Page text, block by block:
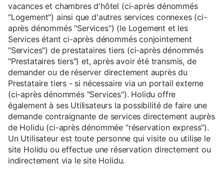
vacances et chambres d'hôtel (ci-après dénommés
"Logement") ainsi que d'autres services connexes (ci-
après dénommés "Services") (le Logement et les
Services étant ci-après dénommés conjointement
"Services") de prestataires tiers (ci-après dénommés
"Prestataires tiers") et, après avoir été transmis, de
demander ou de réserver directement auprès du
Prestataire tiers - si nécessaire via un portail externe
(ci-après dénommés "Services"). Holidu offre
également à ses Utilisateurs la possibilité de faire une
demande contraignante de services directement auprès
de Holidu (ci-après dénommée "réservation express").
Un Utilisateur est toute personne qui visite ou utilise le
site Holidu ou effectue une réservation directement ou
indirectement via le site Holidu.